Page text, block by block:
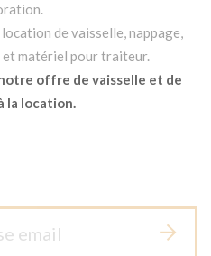
de vaisselle, nappage,
matériel pour traiteur.
offre de vaisselle et de
la location.